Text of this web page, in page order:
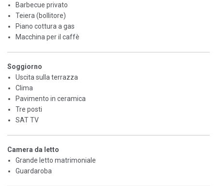
Barbecue privato
Teiera (bollitore)
Piano cottura a gas
Macchina per il caffè
Soggiorno
Uscita sulla terrazza
Clima
Pavimento in ceramica
Tre posti
SAT TV
Camera da letto
Grande letto matrimoniale
Guardaroba